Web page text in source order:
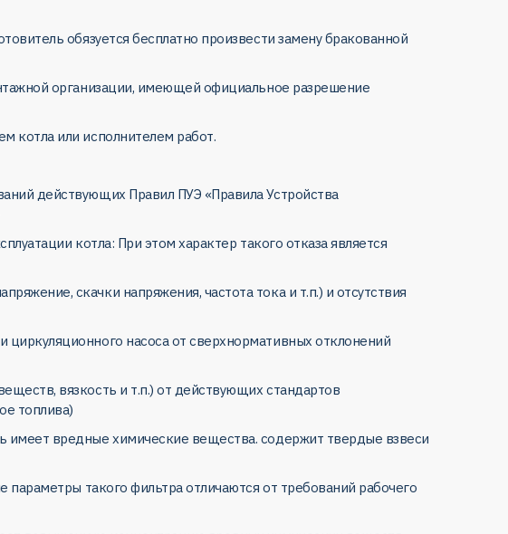
обязуется бесплатно произвести замену бракованной
организации, имеющей официальное разрешение
котла или исполнителем работ.
действующих Правил ПУЭ «Правила Устройства
котла: При этом характер такого отказа является
скачки напряжения, частота тока и т.п.) и отсутствия
циркуляционного насоса от сверхнормативных отклонений
вязкость и т.п.) от действующих стандартов
топлива)
имеет вредные химические вещества. содержит твердые взвеси
параметры такого фильтра отличаются от требований рабочего